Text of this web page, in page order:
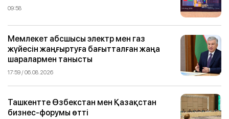
09:58
Мемлекет абсшысы электр мен газ
жүйесін жаңғыртуға бағытталған жаңа
шаралармен танысты
17:59 / 06.08.2026
Ташкентте Өзбекстан мен Қазақстан
бизнес-форумы өтті